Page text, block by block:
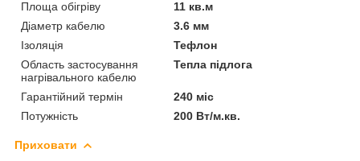
Площа обігріву
11 кв.м
Діаметр кабелю
3.6 мм
Ізоляція
Тефлон
Область застосування
нагрівального кабелю
Тепла підлога
Гарантійний термін
240 міс
Потужність
200 Вт/м.кв.
Приховати